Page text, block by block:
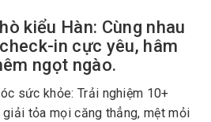
kiểu Hàn: Cùng nhau
in cực yêu, hâm
ngọt ngào.
sức khỏe: Trải nghiệm 10+
tỏa mọi căng thẳng, mệt mỏi